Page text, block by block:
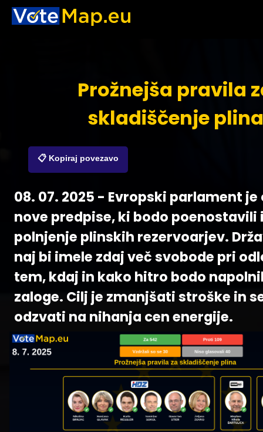
Prožnejša pravila
skladiščenje plina
📋 Kopiraj povezavo
08. 07. 2025 - Evropski parlament
nove predpise, ki bodo poenostavili
polnjenje plinskih rezervoarjev.
naj bi imele zdaj več svobode pri
tem, kdaj in kako hitro bodo
zaloge. Cilj je zmanjšati stroške in
odzvati na nihanja cen energije.